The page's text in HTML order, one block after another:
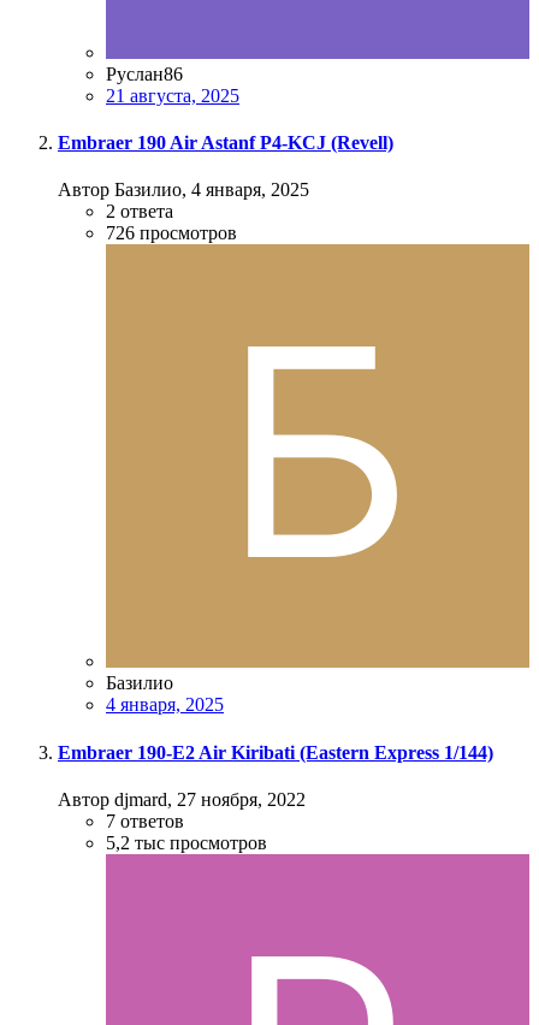
Руслан86
21 августа, 2025
Embraer 190 Air Astanf P4-KCJ (Revell)
Автор Базилио, 4 января, 2025
2 ответа
726 просмотров
Базилио
4 января, 2025
Embraer 190-E2 Air Kiribati (Eastern Express 1/144)
Автор djmard, 27 ноября, 2022
7 ответов
5,2 тыс просмотров